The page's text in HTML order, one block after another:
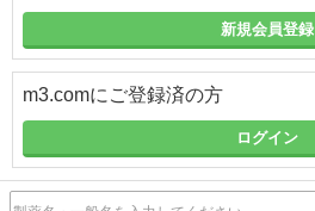
新規会員登録
m3.comにご登録済の方
ログイン